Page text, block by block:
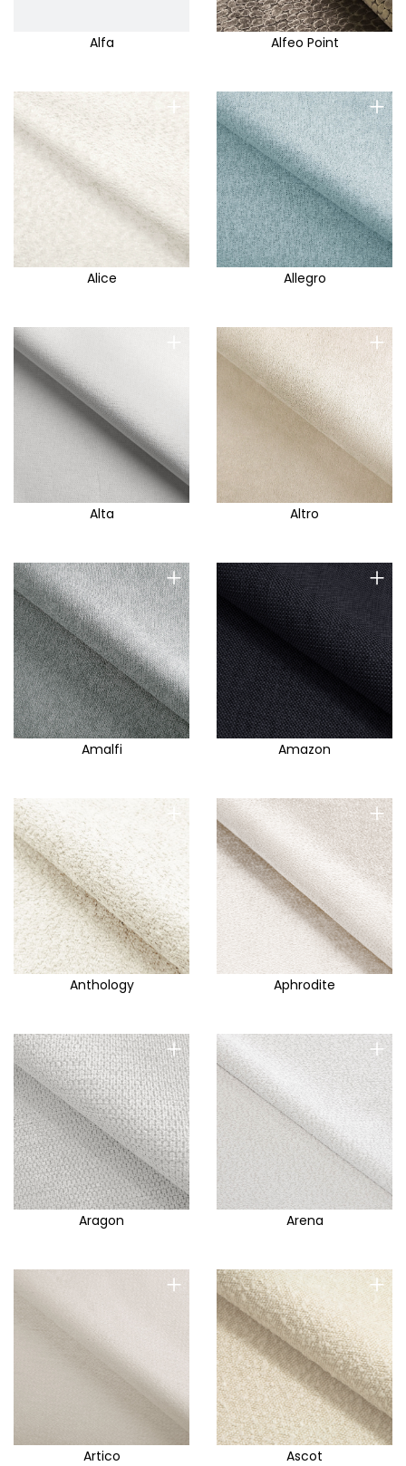
Alfa Alfeo Point
+
Alice
+
Allegro
+
Alta
+
Altro
+
Amalfi
+
Amazon
+
Anthology
+
Aphrodite
+
Aragon
+
Arena
+
Artico
+
Ascot